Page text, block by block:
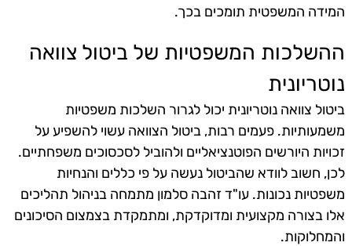
המידה המשפטית תומכים בכך.
ההשלכות המשפטיות של ביטול צוואה
נוטריונית
ביטול צוואה נוטריונית יכול לגרור השלכות משפטיות
משמעותיות. פעמים רבות, ביטול הצוואה עשוי להשפיע על
זכויות היורשים הפוטנציאליים ולהוביל לסכסוכים משפחתיים.
לכן, חשוב לוודא שהביטול נעשה על פי כללים והנחיות
משפטיות נכונות. עו"ד זהבה סלמון מתמחה בניהול תהליכים
אלו בצורה מקצועית ומדוקדקת, ומתמקדת בצמצום הסיכונים
והמחלוקות.